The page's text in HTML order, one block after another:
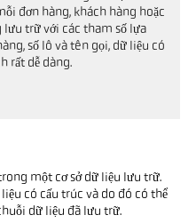
đơn hàng, khách hàng hoặc
lưu trữ với các tham số lựa
số lô và tên gọi, dữ liệu có
rất dễ dàng.
một cơ sở dữ liệu lưu trữ.
có cấu trúc và do đó có thể
dữ liệu đã lưu trữ.